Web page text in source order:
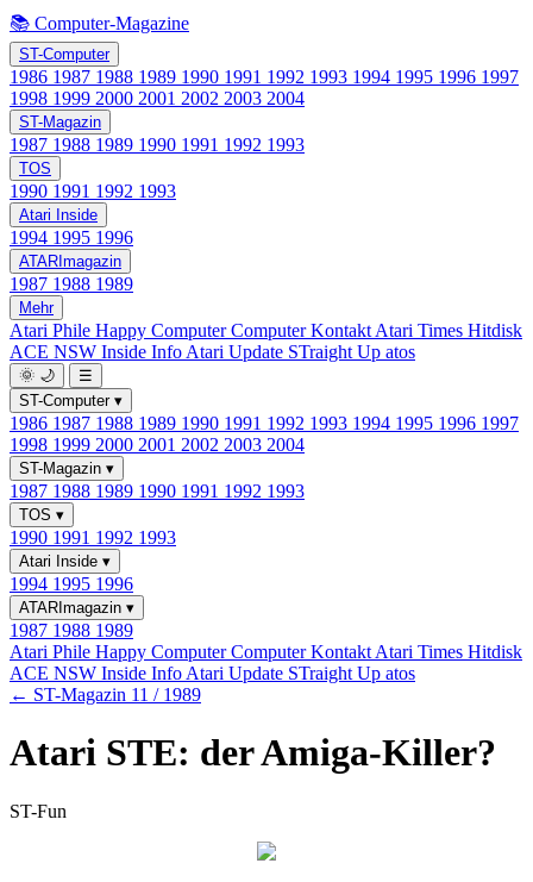
📚 Computer-Magazine
ST-Computer
1986 1987 1988 1989 1990 1991 1992 1993 1994 1995 1996 1997
1998 1999 2000 2001 2002 2003 2004
ST-Magazin
1987 1988 1989 1990 1991 1992 1993
TOS
1990 1991 1992 1993
Atari Inside
1994 1995 1996
ATARImagazin
1987 1988 1989
Mehr
Atari Phile Happy ComputerComputer Kontakt Atari Times Hitdisk
ACE NSW Inside Info Atari Update STraight Up atos
🌞 🌙
☰
ST-Computer ▾
1986 1987 1988 1989 1990 1991 1992 1993 1994 1995 1996 1997
1998 1999 2000 2001 2002 2003 2004
ST-Magazin ▾
1987 1988 1989 1990 1991 1992 1993
TOS ▾
1990 1991 1992 1993
Atari Inside ▾
1994 1995 1996
ATARImagazin ▾
1987 1988 1989
Atari Phile Happy ComputerComputer Kontakt Atari Times Hitdisk
ACE NSW Inside Info Atari Update STraight Up atos
← ST-Magazin 11 / 1989
Atari STE: der Amiga-Killer?
ST-Fun